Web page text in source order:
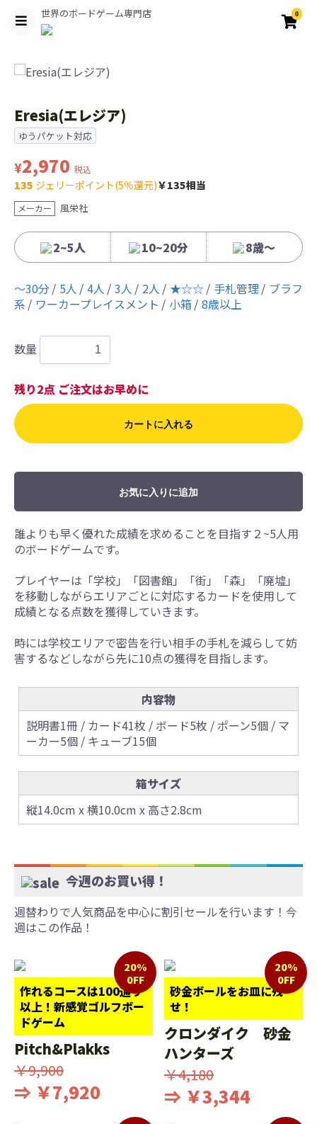
世界のボードゲーム専門店 0
Eresia(エレジア)
ゆうパケット対応
¥2,970 税込
135 ジェリーポイント(5％還元)￥135相当
メーカー 風栄社
2~5人 10~20分 8歳〜
〜30分 5人 4人 3人 2人 ★☆☆ 手札管理
ブラフ
系
ワーカープレイスメント 小箱 8歳以上
数量
残り2点 ご注文はお早めに
カートに入れる
お気に入りに追加
誰よりも早く優れた成績を求めることを目指す２~5人用
のボードゲームです。
プレイヤーは「学校」「図書館」「街」「森」「廃墟」
を移動しながらエリアごとに対応するカードを使用して
成績となる点数を獲得していきます。
時には学校エリアで密告を行い相手の手札を減らして妨
害するなどしながら先に10点の獲得を目指します。
内容物
説明書1冊 / カード41枚 / ボード5枚 / ポーン5個 / マ
ーカー5個 / キューブ15個
箱サイズ
縦14.0cm x 横10.0cm x 高さ2.8cm
今週のお買い得！
週替わりで人気商品を中心に割引セールを行います！今
週はこの作品！
作れるコースは100通り
以上！新感覚ゴルフボー
ドゲーム
20%
0FF
Pitch&Plakks
￥9,900
⇒ ￥7,920
砂金ボールをお皿に残
せ！
20%
0FF
クロンダイク 砂金
ハンターズ
￥4,180
⇒ ￥3,344